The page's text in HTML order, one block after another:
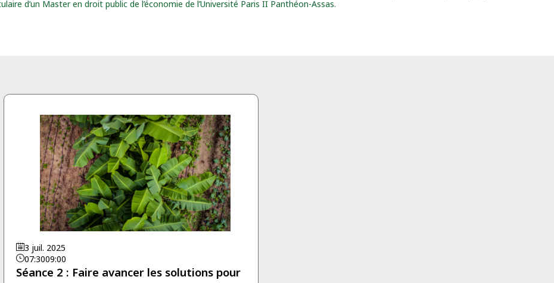
d’un Master en droit public de l’économie de l’Université Paris II Panthéon-Assas.
3 juil. 2025
07:3009:00
Séance 2 : Faire avancer les solutions pour